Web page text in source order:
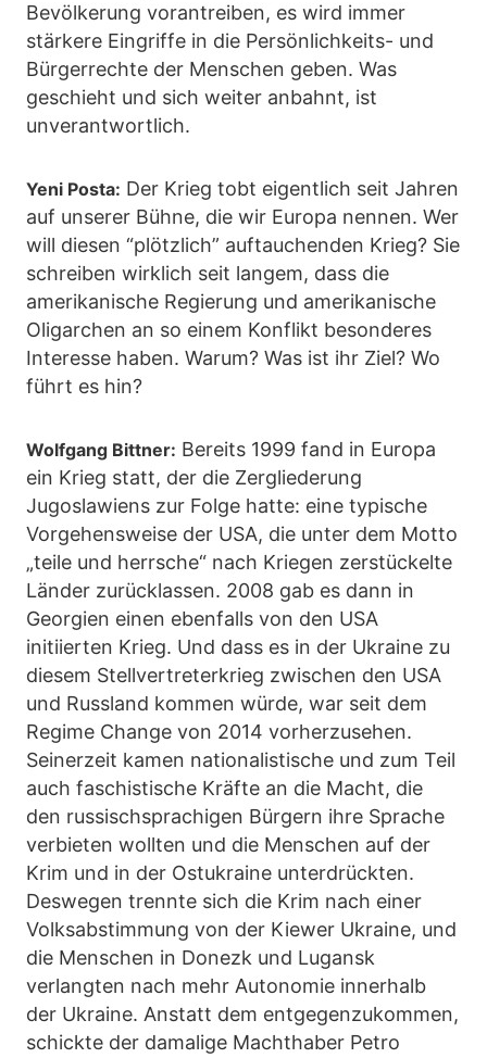
Bevölkerung vorantreiben, es wird immer
stärkere Eingriffe in die Persönlichkeits- und
Bürgerrechte der Menschen geben. Was
geschieht und sich weiter anbahnt, ist
unverantwortlich.
Yeni Posta: Der Krieg tobt eigentlich seit Jahren
auf unserer Bühne, die wir Europa nennen. Wer
will diesen “plötzlich” auftauchenden Krieg? Sie
schreiben wirklich seit langem, dass die
amerikanische Regierung und amerikanische
Oligarchen an so einem Konflikt besonderes
Interesse haben. Warum? Was ist ihr Ziel? Wo
führt es hin?
Wolfgang Bittner: Bereits 1999 fand in Europa
ein Krieg statt, der die Zergliederung
Jugoslawiens zur Folge hatte: eine typische
Vorgehensweise der USA, die unter dem Motto
„teile und herrsche“ nach Kriegen zerstückelte
Länder zurücklassen. 2008 gab es dann in
Georgien einen ebenfalls von den USA
initiierten Krieg. Und dass es in der Ukraine zu
diesem Stellvertreterkrieg zwischen den USA
und Russland kommen würde, war seit dem
Regime Change von 2014 vorherzusehen.
Seinerzeit kamen nationalistische und zum Teil
auch faschistische Kräfte an die Macht, die
den russischsprachigen Bürgern ihre Sprache
verbieten wollten und die Menschen auf der
Krim und in der Ostukraine unterdrückten.
Deswegen trennte sich die Krim nach einer
Volksabstimmung von der Kiewer Ukraine, und
die Menschen in Donezk und Lugansk
verlangten nach mehr Autonomie innerhalb
der Ukraine. Anstatt dem entgegenzukommen,
schickte der damalige Machthaber Petro